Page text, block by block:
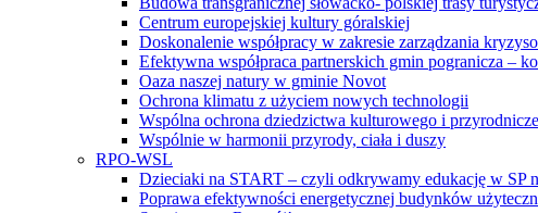
Centrum europejskiej kultury góralskiej
Doskonalenie współpracy w zakresie zarządzania
Efektywna współpraca partnerskich gmin pogranicza –
Oaza naszej natury w gminie Novot
Ochrona klimatu z użyciem nowych technologii
Wspólna ochrona dziedzictwa kulturowego i
Wspólnie w harmonii przyrody, ciała i duszy
RPO-WSL
Dzieciaki na START – czyli odkrywamy edukację w SP
Poprawa efektywności energetycznej budynków